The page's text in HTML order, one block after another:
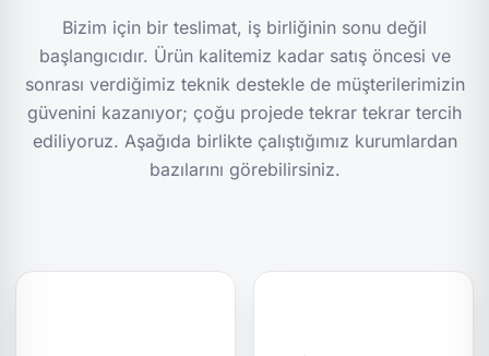
Bizim için bir teslimat, iş birliğinin sonu değil
başlangıcıdır. Ürün kalitemiz kadar satış öncesi ve
sonrası verdiğimiz teknik destekle de müşterilerimizin
güvenini kazanıyor; çoğu projede tekrar tekrar tercih
ediliyoruz. Aşağıda birlikte çalıştığımız kurumlardan
bazılarını görebilirsiniz.